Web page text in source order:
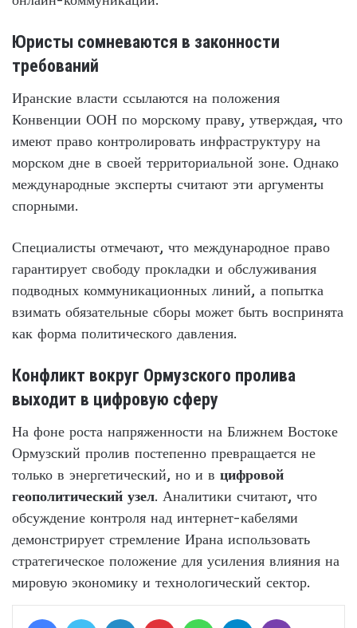
Юристы сомневаются в законности
требований
Иранские власти ссылаются на положения
Конвенции ООН по морскому праву, утверждая, что
имеют право контролировать инфраструктуру на
морском дне в своей территориальной зоне. Однако
международные эксперты считают эти аргументы
спорными.
Специалисты отмечают, что международное право
гарантирует свободу прокладки и обслуживания
подводных коммуникационных линий, а попытка
взимать обязательные сборы может быть воспринята
как форма политического давления.
Конфликт вокруг Ормузского пролива
выходит в цифровую сферу
На фоне роста напряженности на Ближнем Востоке
Ормузский пролив постепенно превращается не
только в энергетический, но и в цифровой
геополитический узел. Аналитики считают, что
обсуждение контроля над интернет-кабелями
демонстрирует стремление Ирана использовать
стратегическое положение для усиления влияния на
мировую экономику и технологический сектор.
FacebookTwitter LinkedIn Pinterest WhatsAppTelegram